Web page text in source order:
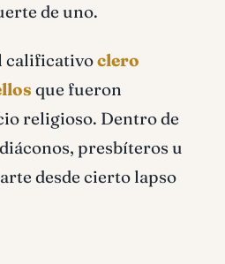
de uno.
calificativoclero
que fueron
religioso. Dentro de
presbíteros u
desde cierto lapso